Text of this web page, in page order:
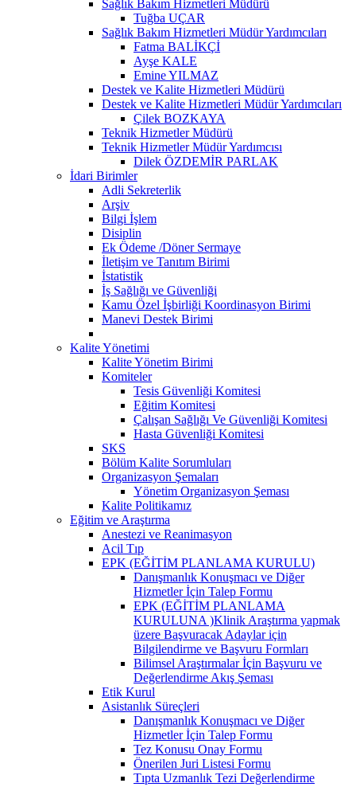
Sağlık Bakım Hizmetleri Müdürü
Tuğba UÇAR
Sağlık Bakım Hizmetleri Müdür Yardımcıları
Fatma BALİKÇİ
Ayşe KALE
Emine YILMAZ
Destek ve Kalite Hizmetleri Müdürü
Destek ve Kalite Hizmetleri Müdür Yardımcıları
Çilek BOZKAYA
Teknik Hizmetler Müdürü
Teknik Hizmetler Müdür Yardımcısı
Dilek ÖZDEMİR PARLAK
İdari Birimler
Adli Sekreterlik
Arşiv
Bilgi İşlem
Disiplin
Ek Ödeme /Döner Sermaye
İletişim ve Tanıtım Birimi
İstatistik
İş Sağlığı ve Güvenliği
Kamu Özel İşbirliği Koordinasyon Birimi
Manevi Destek Birimi
Kalite Yönetimi
Kalite Yönetim Birimi
Komiteler
Tesis Güvenliği Komitesi
Eğitim Komitesi
Çalışan Sağlığı Ve Güvenliği Komitesi
Hasta Güvenliği Komitesi
SKS
Bölüm Kalite Sorumluları
Organizasyon Şemaları
Yönetim Organizasyon Şeması
Kalite Politikamız
Eğitim ve Araştırma
Anestezi ve Reanimasyon
Acil Tıp
EPK (EĞİTİM PLANLAMA KURULU)
Danışmanlık Konuşmacı ve Diğer
Hizmetler İçin Talep Formu
EPK (EĞİTİM PLANLAMA
KURULUNA )Klinik Araştırma yapmak
üzere Başvuracak Adaylar için
Bilgilendirme ve Başvuru Formları
Bilimsel Araştırmalar İçin Başvuru ve
Değerlendirme Akış Şeması
Etik Kurul
Asistanlık Süreçleri
Danışmanlık Konuşmacı ve Diğer
Hizmetler İçin Talep Formu
Tez Konusu Onay Formu
Önerilen Juri Listesi Formu
Tıpta Uzmanlık Tezi Değerlendirme